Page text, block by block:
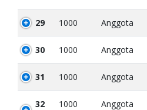
29 1000 Anggota
30 1000 Anggota
31 1000 Anggota
32 1000 Anggota